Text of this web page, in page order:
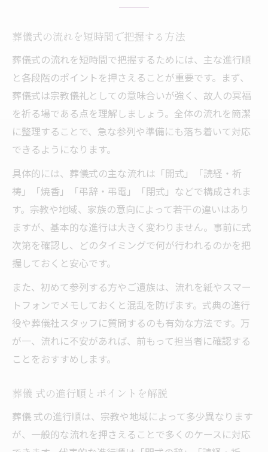
葬儀式の流れを短時間で把握する方法
葬儀式の流れを短時間で把握するためには、主な進行順
と各段階のポイントを押さえることが重要です。まず、
葬儀式は宗教儀礼としての意味合いが強く、故人の冥福
を祈る場である点を理解しましょう。全体の流れを簡潔
に整理することで、急な参列や準備にも落ち着いて対応
できるようになります。
具体的には、葬儀式の主な流れは「開式」「読経・祈
祷」「焼香」「弔辞・弔電」「閉式」などで構成されま
す。宗教や地域、家族の意向によって若干の違いはあり
ますが、基本的な進行は大きく変わりません。事前に式
次第を確認し、どのタイミングで何が行われるのかを把
握しておくと安心です。
また、初めて参列する方やご遺族は、流れを紙やスマー
トフォンでメモしておくと混乱を防げます。式典の進行
役や葬儀社スタッフに質問するのも有効な方法です。万
が一、流れに不安があれば、前もって担当者に確認する
ことをおすすめします。
葬儀 式の進行順とポイントを解説
葬儀 式の進行順は、宗教や地域によって多少異なります
が、一般的な流れを押さえることで多くのケースに対応